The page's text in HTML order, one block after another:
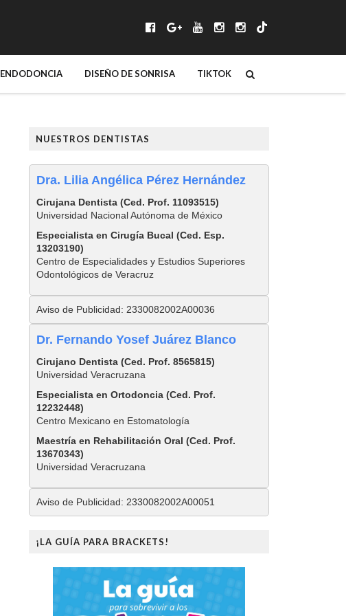
ENDODONCIA DISEÑO DE SONRISA TIKTOK
NUESTROS DENTISTAS
Dra. Lilia Angélica Pérez Hernández
Cirujana Dentista (Ced. Prof. 11093515)
Universidad Nacional Autónoma de México
Especialista en Cirugía Bucal (Ced. Esp.
13203190)
Centro de Especialidades y Estudios Superiores
Odontológicos de Veracruz
Aviso de Publicidad: 2330082002A00036
Dr. Fernando Yosef Juárez Blanco
Cirujano Dentista (Ced. Prof. 8565815)
Universidad Veracruzana
Especialista en Ortodoncia (Ced. Prof.
12232448)
Centro Mexicano en Estomatología
Maestría en Rehabilitación Oral (Ced. Prof.
13670343)
Universidad Veracruzana
Aviso de Publicidad: 2330082002A00051
¡LA GUÍA PARA BRACKETS!